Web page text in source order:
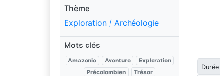
Thème
Exploration / Archéologie
Mots clés
Amazonie Aventure
Exploration
Précolombien
Trésor
Durée